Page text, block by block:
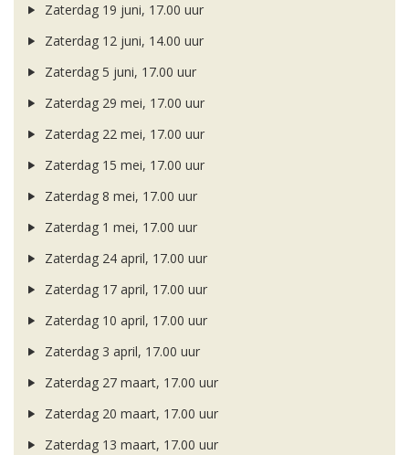
Zaterdag 19 juni, 17.00 uur
Zaterdag 12 juni, 14.00 uur
Zaterdag 5 juni, 17.00 uur
Zaterdag 29 mei, 17.00 uur
Zaterdag 22 mei, 17.00 uur
Zaterdag 15 mei, 17.00 uur
Zaterdag 8 mei, 17.00 uur
Zaterdag 1 mei, 17.00 uur
Zaterdag 24 april, 17.00 uur
Zaterdag 17 april, 17.00 uur
Zaterdag 10 april, 17.00 uur
Zaterdag 3 april, 17.00 uur
Zaterdag 27 maart, 17.00 uur
Zaterdag 20 maart, 17.00 uur
Zaterdag 13 maart, 17.00 uur